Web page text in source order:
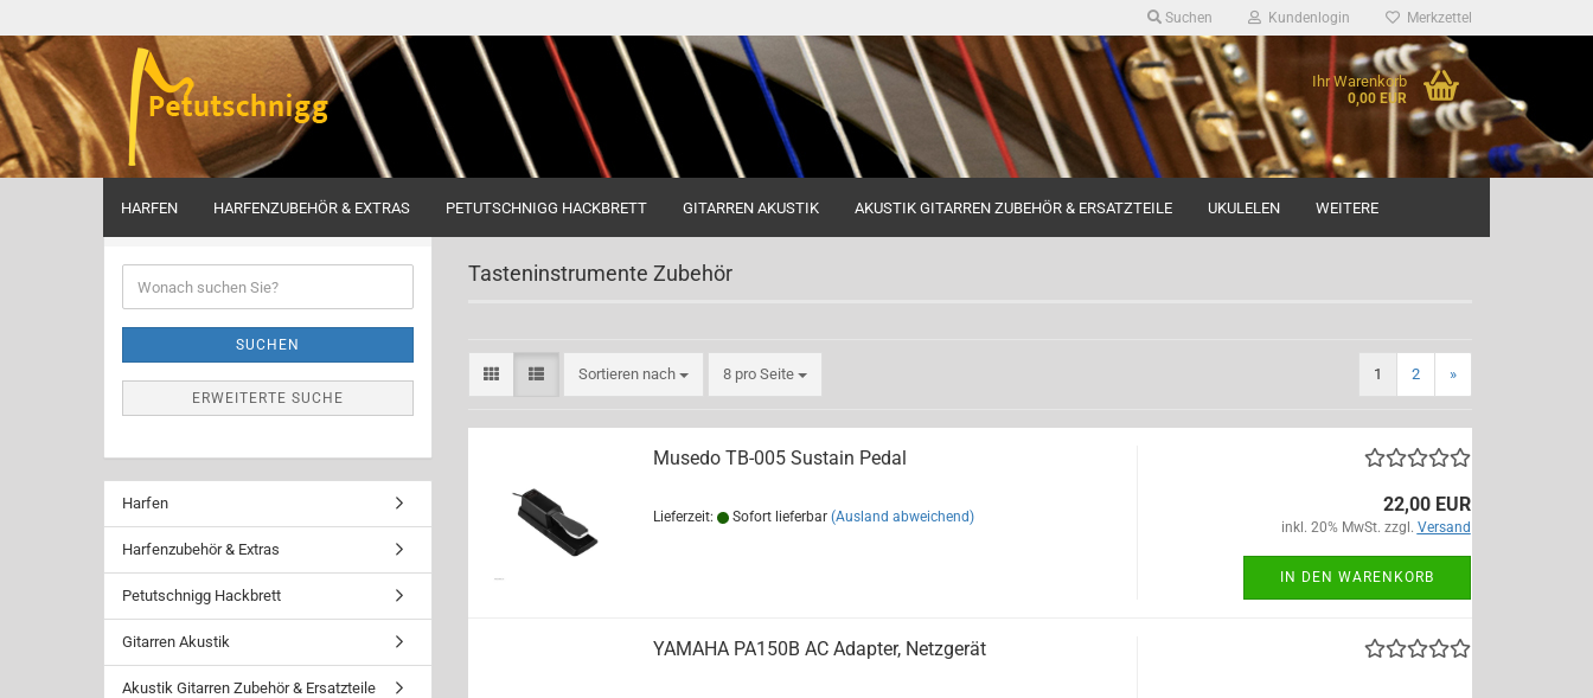
Suchen Kundenlogin Merkzettel
Ihr Warenkorb
0,00 EUR
HARFEN HARFENZUBEHÖR & EXTRAS PETUTSCHNIGG HACKBRETT GITARREN AKUSTIK AKUSTIK GITARREN ZUBEHÖR & ERSATZTEILE UKULELEN WEITERE
Startseite » Tasteninstrumente Zubehör
Tasteninstrumente Zubehör
Sortieren nach
Sortieren nach 8 pro Seite
pro Seite 1 2 »
Musedo TB-005 Sustain Pedal
Lieferzeit: Sofort lieferbar (Ausland abweichend)
22,00 EUR
inkl. 20% MwSt. zzgl. Versand
IN DEN WARENKORB
YAMAHA PA150B AC Adapter, Netzgerät
Wonach suchen Sie?
suchen
SUCHEN
ERWEITERTE SUCHE
Harfen
Harfenzubehör & Extras
Petutschnigg Hackbrett
Gitarren Akustik
Akustik Gitarren Zubehör & Ersatzteile